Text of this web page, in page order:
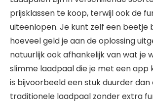
prijsklassen te koop, terwijl ook de
uiteenlopen. Je kunt zelf een beetje
hoeveel geld je aan de oplossing
natuurlijk ook afhankelijk van wat je
slimme laadpaal die je met een app
is bijvoorbeeld een stuk duurder
traditionele laadpaal zonder extra